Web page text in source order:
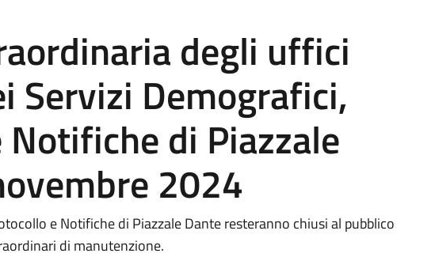
degli uffici
Servizi Demografici,
di Piazzale
2024
e Notifiche di Piazzale Dante resteranno chiusi al pubblico
di manutenzione.